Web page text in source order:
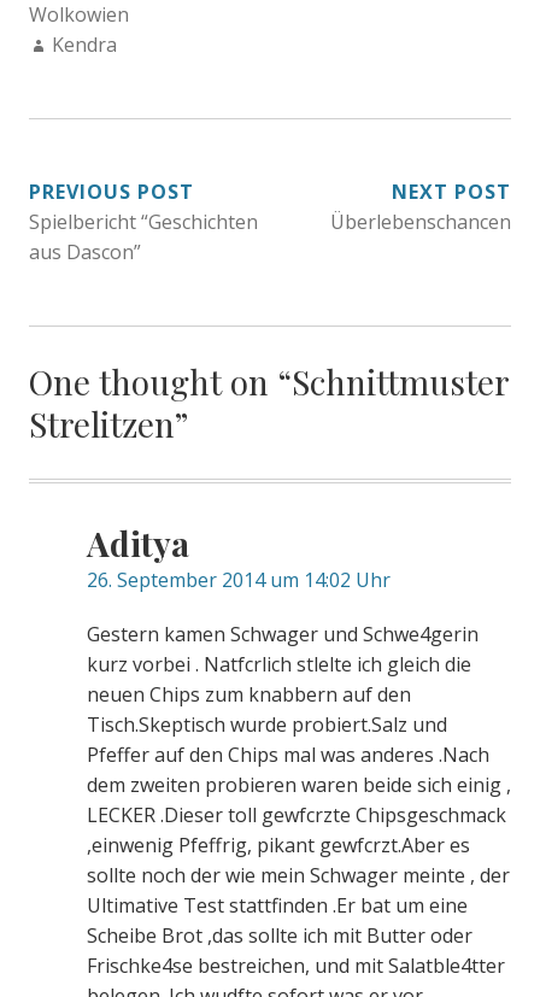
Wolkowien
Author:
Kendra
BEITRAGSNAVIGATION
PREVIOUS POST
Spielbericht “Geschichten
aus Dascon”
NEXT POST
Überlebenschancen
One thought on “Schnittmuster
Strelitzen”
Aditya
26. September 2014 um 14:02 Uhr
Gestern kamen Schwager und Schwe4gerin
kurz vorbei . Natfcrlich stlelte ich gleich die
neuen Chips zum knabbern auf den
Tisch.Skeptisch wurde probiert.Salz und
Pfeffer auf den Chips mal was anderes .Nach
dem zweiten probieren waren beide sich einig ,
LECKER .Dieser toll gewfcrzte Chipsgeschmack
,einwenig Pfeffrig, pikant gewfcrzt.Aber es
sollte noch der wie mein Schwager meinte , der
Ultimative Test stattfinden .Er bat um eine
Scheibe Brot ,das sollte ich mit Butter oder
Frischke4se bestreichen, und mit Salatble4tter